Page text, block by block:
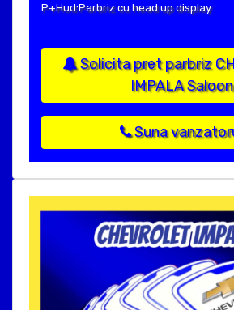
P+Hud:Parbriz cu head up display
Solicita pret parbriz
IMPALA Saloon
Suna